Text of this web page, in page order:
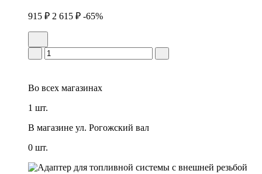
915 ₽ 2 615 ₽ -65%
Во всех магазинах
1 шт.
В магазине ул. Рогожский вал
0 шт.